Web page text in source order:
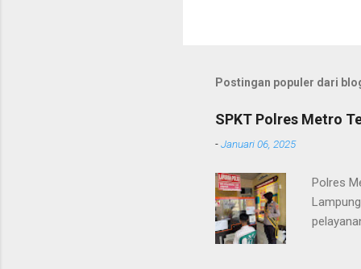
Postingan populer dari
SPKT Polres Metro
-Januari 06, 2025
Polres